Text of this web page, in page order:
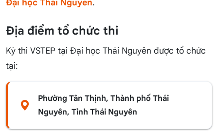
Đại học Thái Nguyên.
Địa điểm tổ chức thi
Kỳ thi VSTEP tại Đại học Thái Nguyên được tổ chức
tại:
Phường Tân Thịnh, Thành phố Thái
Nguyên, Tỉnh Thái Nguyên